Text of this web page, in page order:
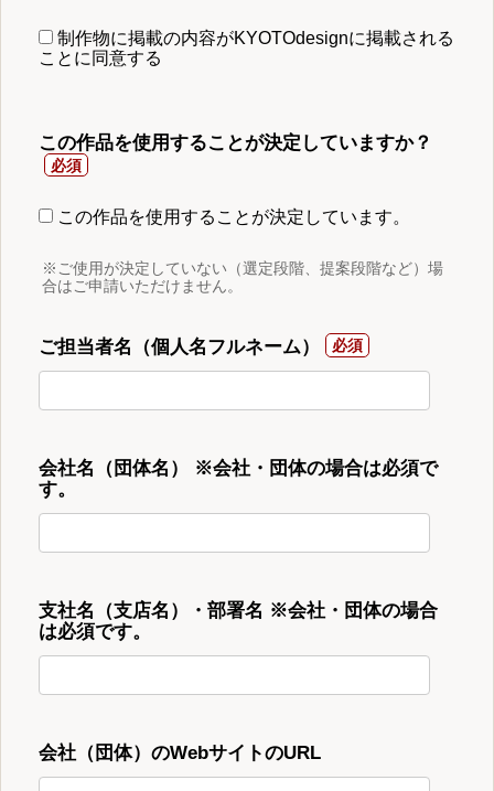
制作物に掲載の内容がKYOTOdesignに掲載される
ことに同意する
この作品を使用することが決定していますか？
この作品を使用することが決定しています。
※ご使用が決定していない（選定段階、提案段階など）場
合はご申請いただけません。
ご担当者名（個人名フルネーム）
会社名（団体名） ※会社・団体の場合は必須で
す。
支社名（支店名）・部署名 ※会社・団体の場合
は必須です。
会社（団体）のWebサイトのURL